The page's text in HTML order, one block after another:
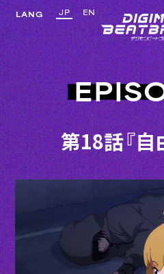
第18話『自
LANG JP EN